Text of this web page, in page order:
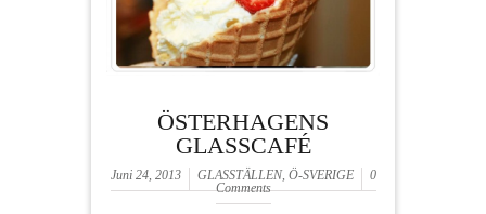
ÖSTERHAGENS
GLASSCAFÉ
Juni 24, 2013 GLASSTÄLLEN, Ö-SVERIGE
0
Comments